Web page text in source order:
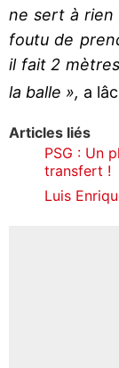
ne sert à rien
foutu de
il fait 2
la balle », a
Articles liés
PSG : Un
transfert !
Luis